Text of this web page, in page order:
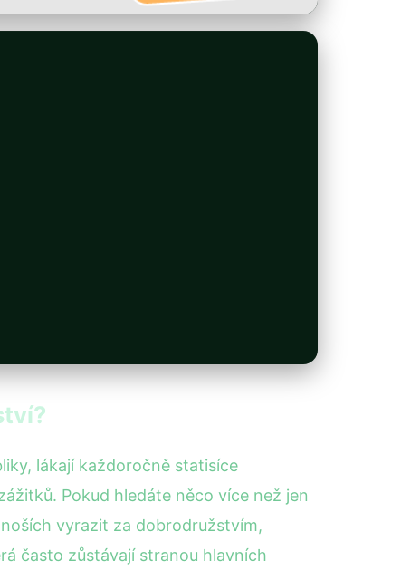
lákají každoročně statisíce
Pokud hledáte něco více než jen
vyrazit za dobrodružstvím,
často zůstávají stranou hlavních